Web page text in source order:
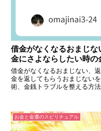
借金がなくなるおまじ
金にさよならしたい時の
借金がなくなるおまじない、
金を返してもらうおまじない
術、金銭トラブルを整える方
お金と金運のスピリチュアル